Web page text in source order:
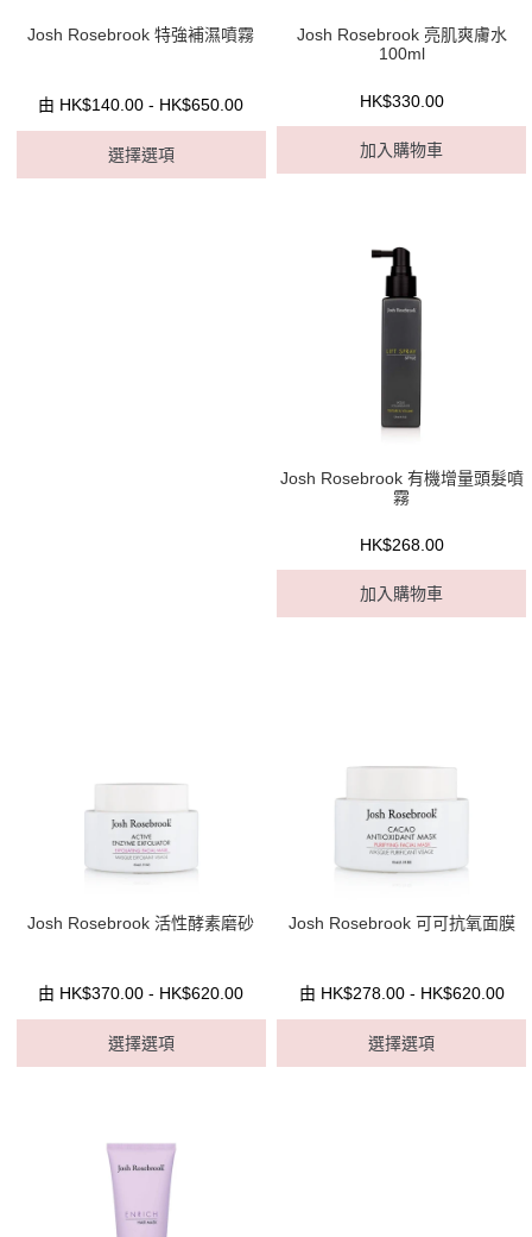
Josh Rosebrook 特強補濕噴霧
由 HK$140.00 - HK$650.00
選擇選項
Josh Rosebrook 亮肌爽膚水
100ml
HK$330.00
加入購物車
Josh Rosebrook 有機增量頭髮噴
霧
HK$268.00
加入購物車
Josh Rosebrook 活性酵素磨砂
由 HK$370.00 - HK$620.00
選擇選項
Josh Rosebrook 可可抗氧面膜
由 HK$278.00 - HK$620.00
選擇選項